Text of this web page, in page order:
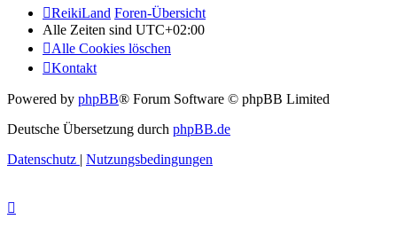
ReikiLand Foren-Übersicht
Alle Zeiten sind UTC+02:00
Alle Cookies löschen
Kontakt
Powered by phpBB® Forum Software © phpBB Limited
Deutsche Übersetzung durch phpBB.de
Datenschutz | Nutzungsbedingungen